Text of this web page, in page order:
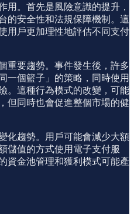
用。首先是風險意識的提升，
的安全性和法規保障機制。這
用戶更加理性地評估不同支付
重要趨勢。事件發生後，許多
一個籃子」的策略，同時使用
。這種行為模式的改變，可能
但同時也會促進整個市場的健
化趨勢。用戶可能會減少大額
儲值的方式使用電子支付服
資金池管理和獲利模式可能產